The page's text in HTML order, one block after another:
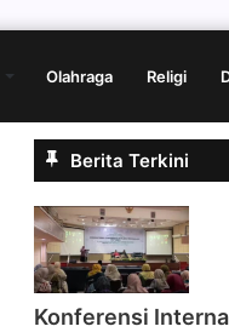
Olahraga Religi
Berita Terkini
Konferensi